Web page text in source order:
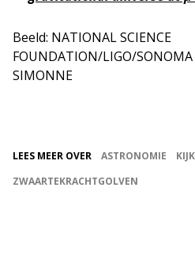
Beeld: NATIONAL SCIENCE
FOUNDATION/LIGO/SONOMA
SIMONNE
LEES MEER OVER ASTRONOMIE
ZWAARTEKRACHTGOLVEN